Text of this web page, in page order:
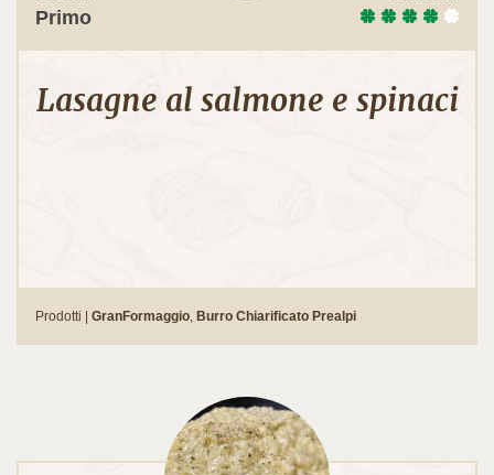
Primo
Lasagne al salmone e spinaci
Prodotti | GranFormaggio Burro Chiarificato Prealpi